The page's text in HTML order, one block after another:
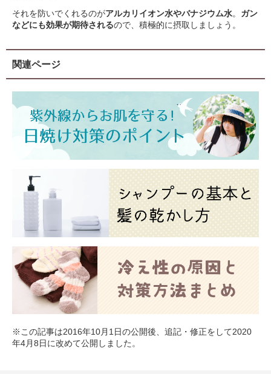
それを防いでくれるのがアルカリイオン水やバナジウム水。 ガン
などにも効果が期待されるので、積極的に摂取しましょう。
関連ページ
※この記事は2016年10月1日の公開後、追記・修正をして2020
年4月8日に改めて公開しました。